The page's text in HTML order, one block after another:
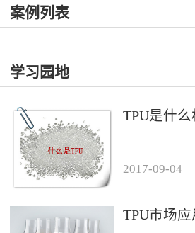
案例列表
学习园地
TPU是什么
2017-09-04
TPU市场应